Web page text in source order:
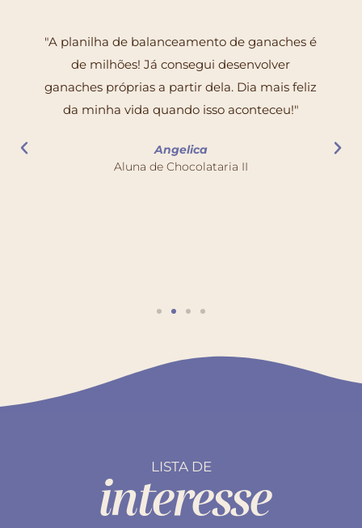
"A planilha de balanceamento de ganaches é
de milhões! Já consegui desenvolver
ganaches próprias a partir dela. Dia mais feliz
da minha vida quando isso aconteceu!"
Angelica
Aluna de Chocolataria II
LISTA DE
interesse